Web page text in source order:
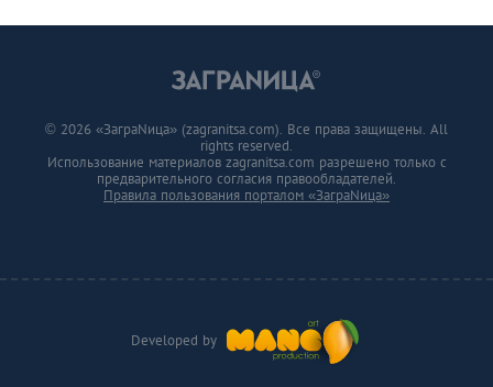
Developed by
© 2026 «ЗаграNица» (zagranitsa.com). Все права защищены. All
rights reserved.
Использование материалов zagranitsa.com разрешено только с
предварительного согласия правообладателей.
Правила пользования порталом «ЗаграNица»